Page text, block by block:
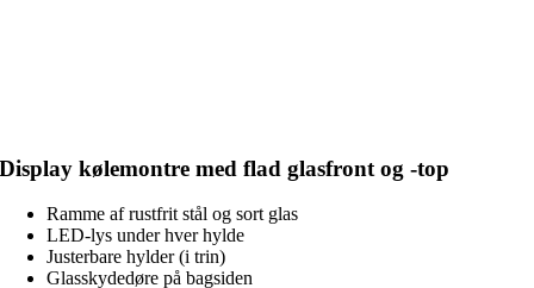
Display kølemontre med flad glasfront og -top
Ramme af rustfrit stål og sort glas
LED-lys under hver hylde
Justerbare hylder (i trin)
Glasskydedøre på bagsiden